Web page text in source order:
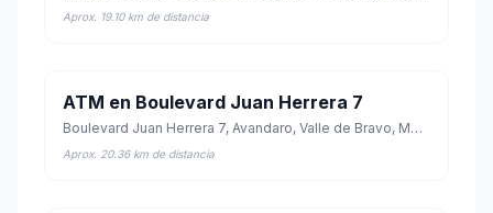
Aprox. 19.10 km de distancia
ATM en Boulevard Juan Herrera 7
Boulevard Juan Herrera 7, Avandaro, Valle de Bravo, México
Aprox. 20.36 km de distancia